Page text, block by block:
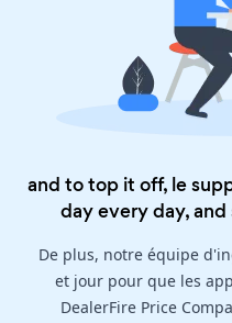
and to top it off, le
day every day, and
De plus, notre équipe
et jour pour que les
DealerFire Price